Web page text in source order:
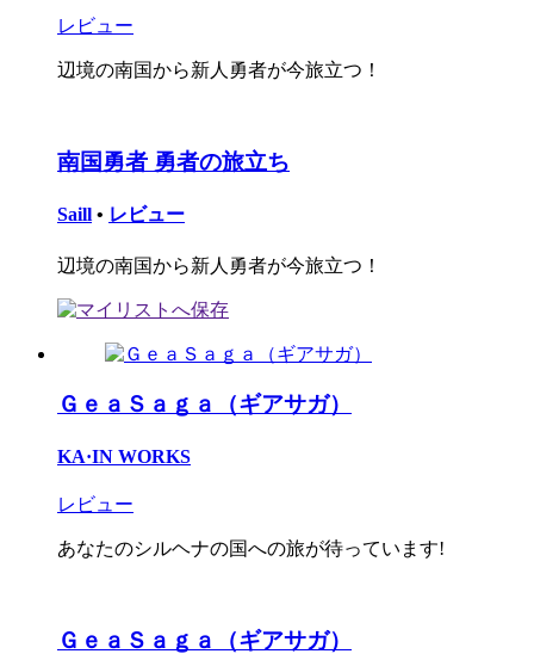
レビュー
辺境の南国から新人勇者が今旅立つ！
南国勇者 勇者の旅立ち
Saill • レビュー
辺境の南国から新人勇者が今旅立つ！
ＧｅａＳａｇａ（ギアサガ）
KA·IN WORKS
レビュー
あなたのシルヘナの国への旅が待っています!
ＧｅａＳａｇａ（ギアサガ）